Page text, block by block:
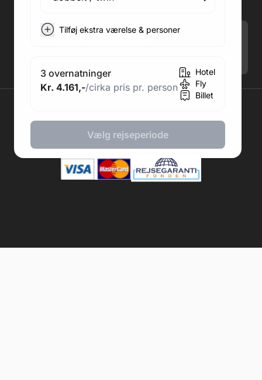
Tilføj ekstra værelse & personer
3 overnatninger
Kr. 4.161,-/cirka pris pr. person
Hotel
Fly
Billet
Vælg rejseperiode
CVR: 41967218